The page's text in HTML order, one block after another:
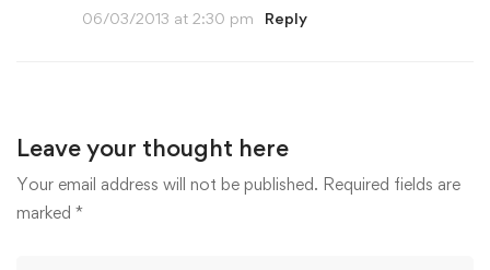
06/03/2013 at 2:30 pm Reply
Leave your thought here
Your email address will not be published. Required fields are
marked *